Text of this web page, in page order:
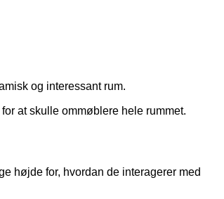
og interessant rum.
at skulle ommøblere hele rummet.
højde for, hvordan de interagerer med